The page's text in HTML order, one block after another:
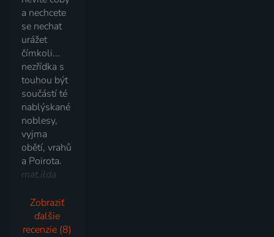
a nechcete
se nechat
urážet
čímkoli...
nezřídka s
touhou být
součástí té
nablýskané
noblesy,
vyjma
obětí, vrahů
a Poirota.
mat.ilda
Zobraziť
ďalšie
recenzie (8)